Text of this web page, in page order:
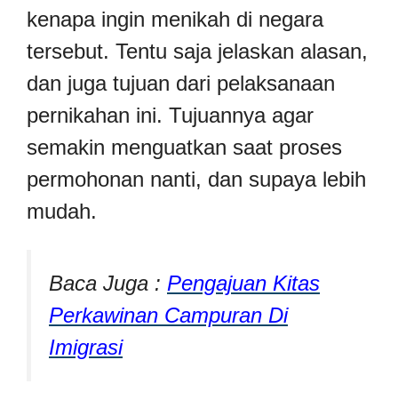
kenapa ingin menikah di negara
tersebut. Tentu saja jelaskan alasan,
dan juga tujuan dari pelaksanaan
pernikahan ini. Tujuannya agar
semakin menguatkan saat proses
permohonan nanti, dan supaya lebih
mudah.
Baca Juga : Pengajuan Kitas
Perkawinan Campuran Di
Imigrasi